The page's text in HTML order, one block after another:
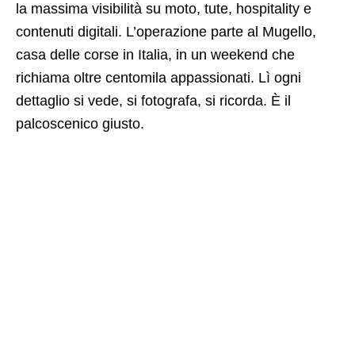
la massima visibilità su moto, tute, hospitality e
contenuti digitali. L’operazione parte al Mugello,
casa delle corse in Italia, in un weekend che
richiama oltre centomila appassionati. Lì ogni
dettaglio si vede, si fotografa, si ricorda. È il
palcoscenico giusto.